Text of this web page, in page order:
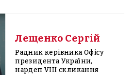
Лещенко Сергій
Радник керівника Офісу
президента України,
нардеп VIII скликання